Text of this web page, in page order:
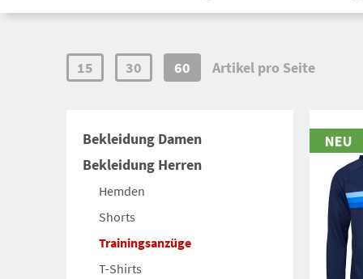
Bekleidung Damen
Bekleidung Herren
Hemden
Shorts
Trainingsanzüge
T-Shirts
15 30 60 Artikel pro Seite